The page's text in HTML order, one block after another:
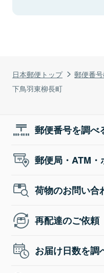
日本郵便トップ 郵便番
下鳥羽東柳長町
郵便番号を調べ
郵便局・ATM
荷物のお問い合
再配達のご依頼
お届け日数を調